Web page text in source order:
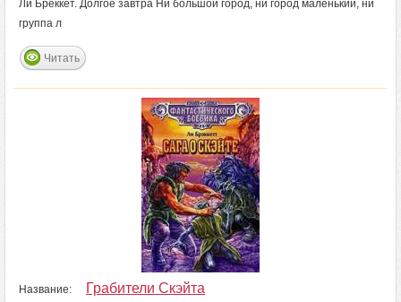
Ли Бреккет. Долгое завтра Ни большой город, ни город маленький, ни
группа л
Читать
Название: Грабители Скэйта